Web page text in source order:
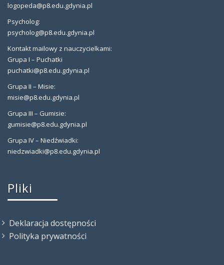
logopeda@p8.edu.gdynia.pl
Psycholog:
psycholog@p8.edu.gdynia.pl
Kontakt mailowy z nauczycielkami:
Grupa I – Puchatki
puchatki@p8.edu.gdynia.pl
Grupa II – Misie:
misie@p8.edu.gdynia.pl
Grupa III – Gumisie:
gumisie@p8.edu.gdynia.pl
Grupa IV – Niedźwiadki:
niedzwiadki@p8.edu.gdynia.pl
Pliki
Deklaracja dostępności
Polityka prywatności